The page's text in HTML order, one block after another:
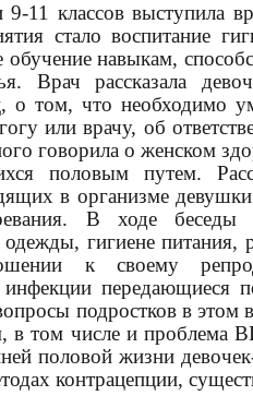
11 классов выступила
стало воспитание
обучение навыкам,
Врач рассказала
том, что необходимо
или врачу, об
говорила о женском
половым путем.
в организме
В ходе
гигиене питания,
к своему
инфекции
подростков в этом
в том числе и
половой жизни
контрацепции,